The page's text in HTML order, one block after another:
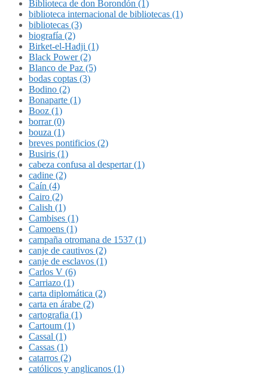
Biblioteca de don Borondón (1)
biblioteca internacional de bibliotecas (1)
bibliotecas (3)
biografía (2)
Birket-el-Hadji (1)
Black Power (2)
Blanco de Paz (5)
bodas coptas (3)
Bodino (2)
Bonaparte (1)
Booz (1)
borrar (0)
bouza (1)
breves pontificios (2)
Busiris (1)
cabeza confusa al despertar (1)
cadine (2)
Caín (4)
Cairo (2)
Calish (1)
Cambises (1)
Camoens (1)
campaña otromana de 1537 (1)
canje de cautivos (2)
canje de esclavos (1)
Carlos V (6)
Carriazo (1)
carta diplomática (2)
carta en árabe (2)
cartografia (1)
Cartoum (1)
Cassal (1)
Cassas (1)
catarros (2)
católicos y anglicanos (1)